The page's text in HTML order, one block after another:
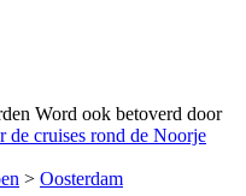
Word ook betoverd door
de cruises rond de Noorje
> Oosterdam